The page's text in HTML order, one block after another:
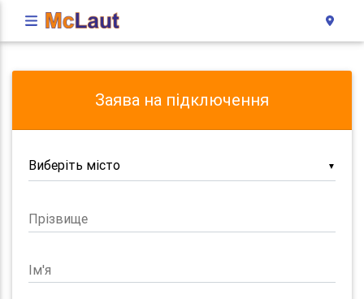
Заява на підключення
▼
Прізвище
Ім'я